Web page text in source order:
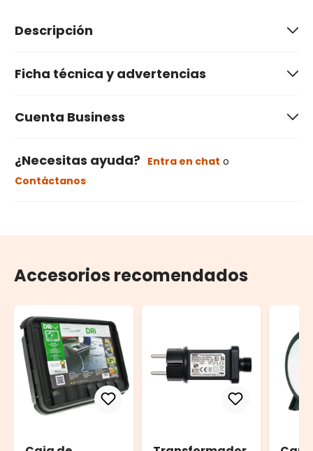
Descripción
Ficha técnica y advertencias
Cuenta Business
¿Necesitas ayuda? Entra en chat o
Contáctanos
Accesorios recomendados